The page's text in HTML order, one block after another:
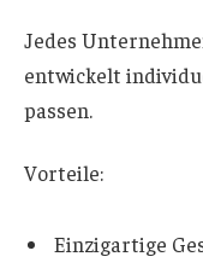
Jedes
entwickelt
passen.
Vorteile:
Einzigartige